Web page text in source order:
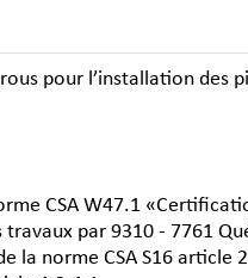
pour l’installation des
CSA W47.1
par 9310 - 7761
la norme CSA S16 article